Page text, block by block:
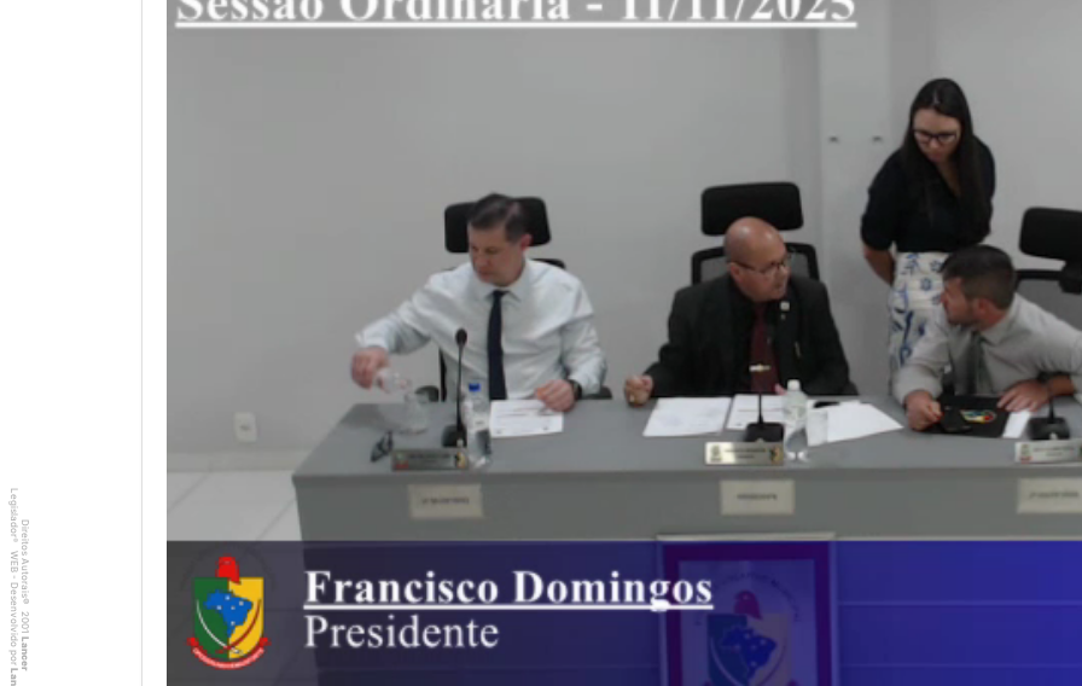
Direitos Autorais
©
2001
Lancer
Legislador
®
WEB - Desenvolvido por